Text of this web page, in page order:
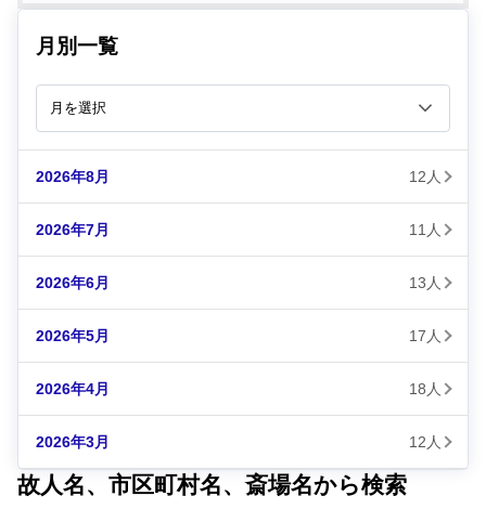
月別一覧
2026年8月 12人
2026年7月 11人
2026年6月 13人
2026年5月 17人
2026年4月 18人
2026年3月 12人
故人名、市区町村名、斎場名から検索